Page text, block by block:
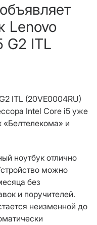
Lenovo
G2 ITL
ITL (20VE0004RU)
Intel Core i5 уже
«Белтелекома» и
ноутбук отлично
можно
без
и поручителей.
неизменной до